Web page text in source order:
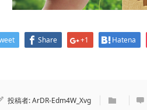
Share +1 Hatena
投稿者:ArDR-Edm4W_Xvg